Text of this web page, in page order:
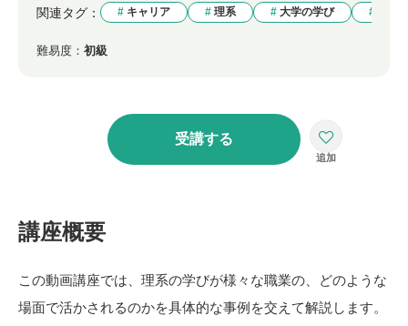
関連タグ： キャリア 理系 大学の学び
難易度： 初級
受講する
講座概要
この動画講座では、理系の学びが様々な職業の、どのような
場面で活かされるのかを具体的な事例を交えて解説します。